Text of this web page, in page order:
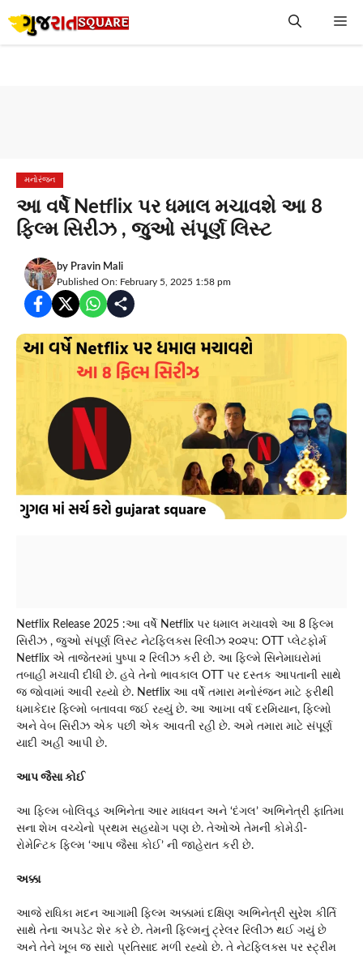
to
મનોરંજન
આ વર્ષે Netflix પર ધમાલ મચાવશે આ 8
ફિલ્મ સિરીઝ , જુઓ સંપૂર્ણ લિસ્ટ
by Pravin Mali
Published On: February 5, 2025 1:58 pm
Netflix Release 2025 :આ વર્ષે Netflix પર ધમાલ મચાવશે આ 8 ફિલ્મ
સિરીઝ , જુઓ સંપૂર્ણ લિસ્ટ નેટફ્લિક્સ રિલીઝ ૨૦૨૫: OTT પ્લેટફોર્મ
Netflix એ તાજેતરમાં પુષ્પા ૨ રિલીઝ કરી છે. આ ફિલ્મે સિનેમાઘરોમાં
તબાહી મચાવી દીધી છે. હવે તેનો ભાવકાલ OTT પર દસ્તક આપતાની સાથે
જ જોવામાં આવી રહ્યો છે. Netflix આ વર્ષે તમારા મનોરંજન માટે ફરીથી
ધમાકેદાર ફિલ્મો બતાવવા જઈ રહ્યું છે. આ આખા વર્ષ દરમિયાન, ફિલ્મો
અને વેબ સિરીઝ એક પછી એક આવતી રહી છે. અમે તમારા માટે સંપૂર્ણ
યાદી અહીં આપી છે.
આપ જૈસા કોઈ
આ ફિલ્મ બોલિવૂડ અભિનેતા આર માધવન અને ‘દંગલ’ અભિનેત્રી ફાતિમા
સના શેખ વચ્ચેનો પ્રથમ સહયોગ પણ છે. તેઓએ તેમની કોમેડી-
રોમેન્ટિક ફિલ્મ ‘આપ જૈસા કોઈ’ ની જાહેરાત કરી છે.
અક્કા
આજે રાધિકા મદન આગામી ફિલ્મ અક્કામાં દક્ષિણ અભિનેત્રી સુરેશ કીર્તિ
સાથે તેના અપડેટ શેર કરે છે. તેમની ફિલ્મનું ટ્રેલર રિલીઝ થઈ ગયું છે
અને તેને ખૂબ જ સારો પ્રતિસાદ મળી રહ્યો છે. તે નેટફ્લિક્સ પર સ્ટ્રીમ